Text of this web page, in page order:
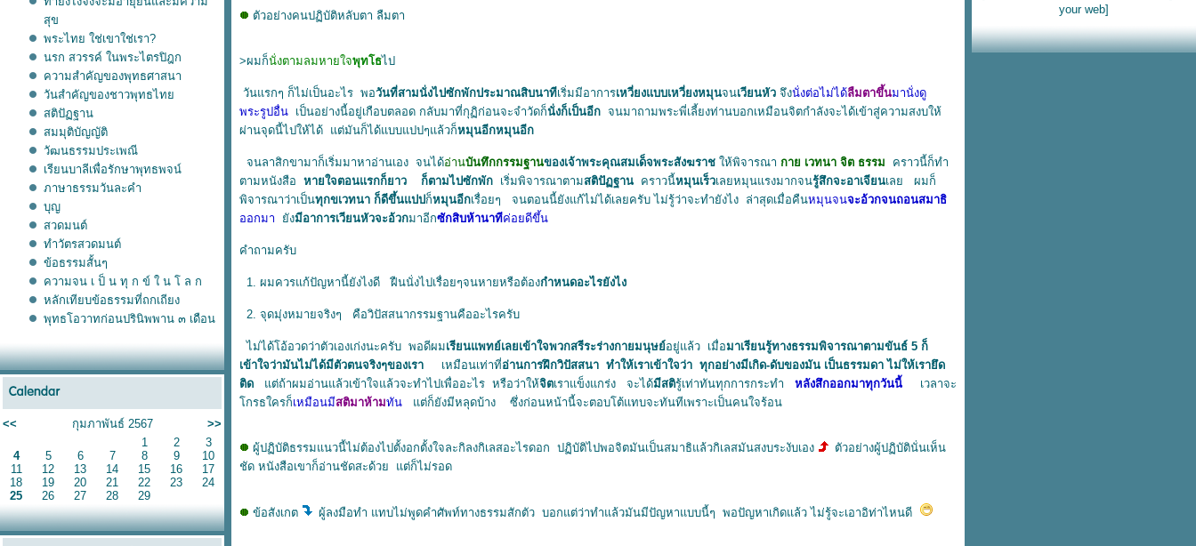
สุข
พระไทย ใช่เขาใช่เรา?
นรก สวรรค์ ในพระไตรปิฎก
ความสำคัญของพุทธศาสนา
วันสำคัญของชาวพุทธไท
สติปัฏฐาน
สมมุติบัญญัติ
วัฒนธรรมประเพณี
เรียนบาลีเพื่อรักษาพุทธพจน์
ภาษาธรรมวันละคำ
บุญ
สวดมนต์
ทำวัตรสวดมนต์
ข้อธรรมสั้นๆ
ความจน เ ป็ น ทุ ก ข์ ใ น โ ล ก
หลักเทียบข้อธรรมที่ถกเถียง
พุทธโอวาทก่อนปรินิพพาน ๓ เดือน
<< กุมภาพันธ์ 2567
>>
1
2
3
4
5 6 7 8 9
10
11
12 13 14 15 16
17
18
19 20 21 22 23
24
25
26 27 28 29
ตัวอย่างคนปฏิบัติหลับตา ลืมตา
>ผมก็นั่งตามลมหายใจพุทโธไป
วันแรกๆ ก็ไม่เป็นอะไร พอวันที่สามนั่งไปซักพักประมาณสิบนาทีเริ่มมีอาการเหวี่ยงแบบเหวี่ยงหมุนจนเวียนหัว จึงนั่งต่อไม่ได้ลืมตาขึ้นมานั่งดู
พระรูปอื่น เป็นอย่างนี้อยู่เกือบตลอด กลับมาที่กุฏิก่อนจะจำวัดก็นั่งก็เป็นอีก จนมาถามพระพี่เลี้ยงท่านบอกเหมือนจิตกำลังจะได้เข้าสู่ความสงบให้
ผ่านจุดนี้ไปให้ได้ แต่มันก็ได้แบบแปปๆแล้วก็หมุนอีกหมุนอีก
จนลาสิกขามาก็เริ่มมาหาอ่านเอง จนได้อ่านบันทึกกรรมฐานของเจ้าพระคุณสมเด็จพระสังฆราช ห้พิจารณา กาย เวทนา จิต ธรรม
คราวนี้ก็ทำ
ตามหนังสือ หายใจตอนแรกก็ยาว ก็ตามไปซักพัก เริ่มพิจารณาตามสติปัฏฐาน คราวนี้หมุนเร็วเลยหมุนแรงมากจนรู้สึกจะอาเจียนเลย ผมก็
พิจารณาว่าเป็นทุกขเวทนา ก็ดีขึ้นแปปก็หมุนอีกเรื่อยๆ จนตอนนี้ยังแก้ไม่ได้เลยครับ ไม่รู้ว่าจะทำยังไง ล่าสุดเมื่อคืนหมุนจนจะอ้วกจนถอนสมาธิ
ออกมา ังมีอาการเวียนหัวจะอ้วกมาอีกซักสิบห้านาทีค่อยดีขึ้น
คำถามครับ
1. ผมควรแก้ปัญหานี้ยังไงดี ฝืนนั่งไปเรื่อยๆจนหายหรือต้องกำหนดอะไรยังไง
2. จุดมุ่งหมายจริงๆ คือวิปัสสนากรรมฐานคืออะไรครับ
ไม่ได้โอ้อวดว่าตัวเองเก่งนะครับ พอดีผมเรียนแพทย์เลยเข้าใจพวกสรีระร่างกายมนุษย์อยู่แล้ว เมื่อมาเรียนรู้ทางธรรมพิจารณาตามขันธ์ 5 ก็
เข้าใจว่ามันไม่ได้มีตัวตนจริงๆของเรา เหมือนเท่าที่อ่านการฝึกวิปัสสนา ทำให้เราเข้าใจว่า ทุกอย่างมีเกิด-ดับของมัน เป็นธรรมดา ไม่ให้เรายึด
ติด
ต่ถ้าผมอ่านแล้วเข้าใจแล้วจะทำไปเพื่ออะไร หรือว่าให้จิตเราแข็งแกร่ง จะได้มีสติรู้เท่าทันทุกการกระทำ หลังสึกออกมาทุกวันนี้
เวลาจะ
กรธใครก็เหมือนมีสติมาห้ามทัน ต่ก็ยังมีหลุดบ้าง ซึ่งก่อนหน้านี้จะตอบโต้แทบจะทันทีเพราะเป็นคนใจร้อน
ผู้ปฏิบัติธรรมแนวนี้ไม่ต้องไปตั้งอกตั้งใจละกิลงกิเลสอะไรดอก ปฏิบัติไปพอจิตมันเป็นสมาธิแล้วกิเลสมันสงบระงับเอง
ตัวอย่างผู้ปฏิบัตินั่นเห็น
ชัด หนังสือเขาก็อ่านชัดสะด้วย แต่ก็ไม่รอด
ข้อสังเกต ผู้ลงมือทำ แทบไม่พูดคำศัพท์ทางธรรมสักตัว บอกแต่ว่าทำแล้วมันมีปัญหาแบบนี้ๆ พอปัญหาเกิดแล้ว ไม่รู้จะเอาอิท่าไหนดี
your web]